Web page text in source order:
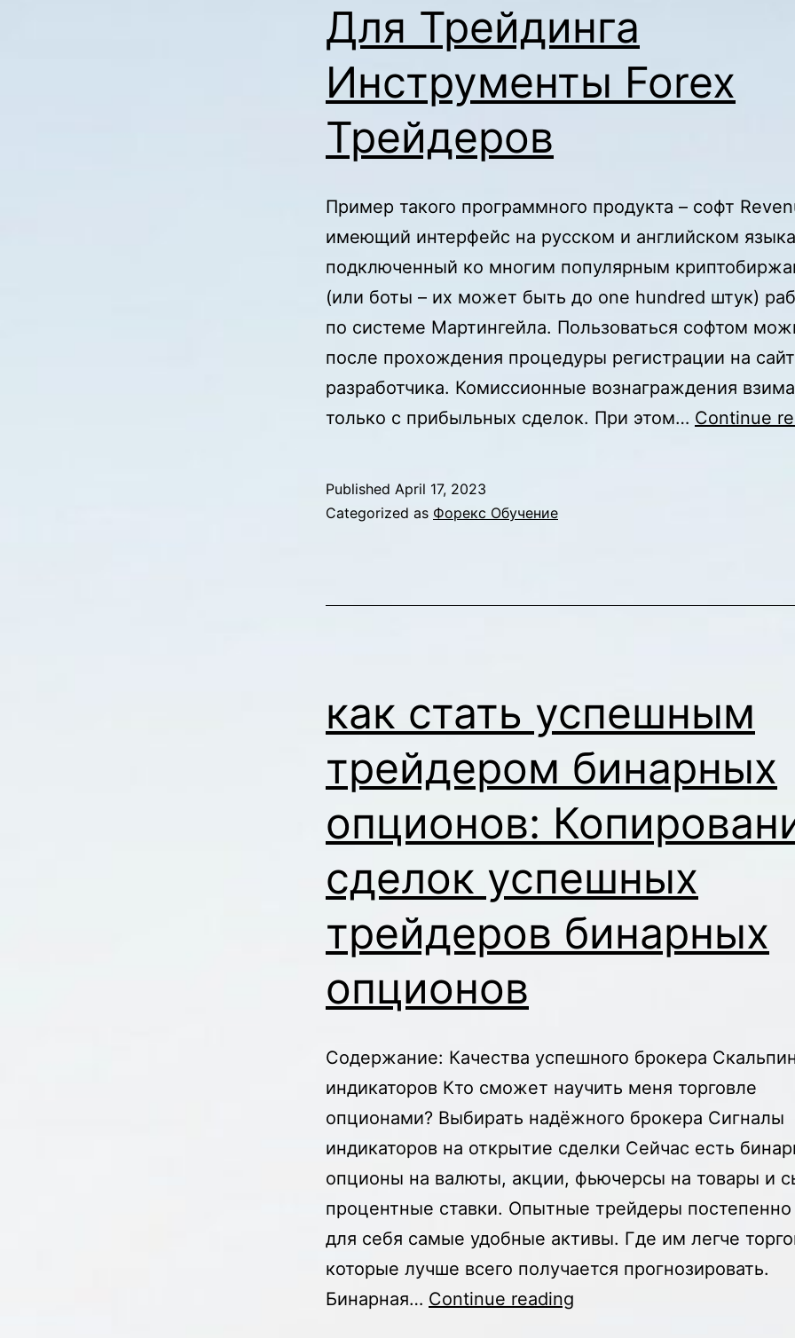
Для Трейдинга
Инструменты Forex
Трейдеров
Пример такого программного продукта – софт
имеющий интерфейс на русском и английском
подключенный ко многим популярным
(или боты – их может быть до one hundred штук)
по системе Мартингейла. Пользоваться софтом
после прохождения процедуры регистрации на
разработчика. Комиссионные вознаграждения
только с прибыльных сделок. При этом… Continue
Published April 17, 2023
Categorized as Форекс Обучение
как стать успешным
трейдером бинарных
опционов:
сделок успешных
трейдеров бинарных
опционов
Содержание: Качества успешного брокера
индикаторов Кто сможет научить меня торговле
опционами? Выбирать надёжного брокера Сигналы
индикаторов на открытие сделки Сейчас есть
опционы на валюты, акции, фьючерсы на товары и
процентные ставки. Опытные трейдеры постепенно
для себя самые удобные активы. Где им легче
которые лучше всего получается прогнозировать.
Бинарная… Continue reading